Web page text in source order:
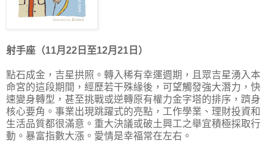
射手座（11月22日至12月21日）
點石成金，吉星拱照。轉入稀有幸運週期，且眾吉星湧入本
命宮的這段期間，經歷若干殊緣後，可望觸發強大潛力，快
速變身轉型，甚至挑戰或逆轉原有權力金字塔的排序，躋身
核心要角。事業出現跳躍式的亮點，工作學業、理財投資和
生活品質都很滿意。重大決議或破土興工之舉宜積極採取行
動。暴富指數大漲。愛情是幸福常在左右。